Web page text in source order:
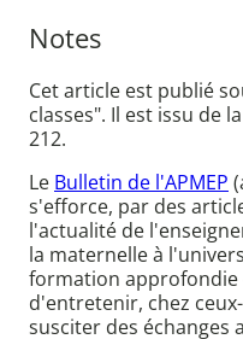
Notes
Cet article est publié
classes". Il est issu de
212.
Le Bulletin de l'APMEP
s'efforce, par des
l'actualité de
la maternelle à
formation approfondie
d'entretenir, chez
susciter des échanges